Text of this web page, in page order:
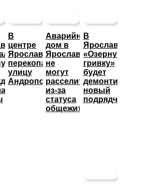
В
центре
Ярославля
перекопали
улицу
Андропова
Аварийный
дом в
Ярославле
не
могут
расселить
из-за
статуса
общежития
В
Ярославле
«Озерную
гривку»
будет
демонтировать
новый
подрядчик